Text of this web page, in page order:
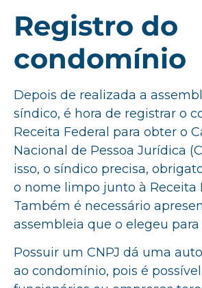
Registro do
condomínio
Depois de realizada a
síndico, é hora de registrar o
Receita Federal para obter o
Nacional de Pessoa Jurídica
isso, o síndico precisa,
o nome limpo junto à Receita
Também é necessário
assembleia que o elegeu para
Possuir um CNPJ dá uma
ao condomínio, pois é